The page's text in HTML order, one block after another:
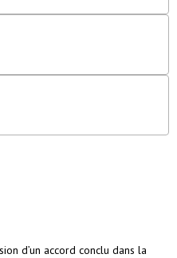
d’un accord conclu dans la